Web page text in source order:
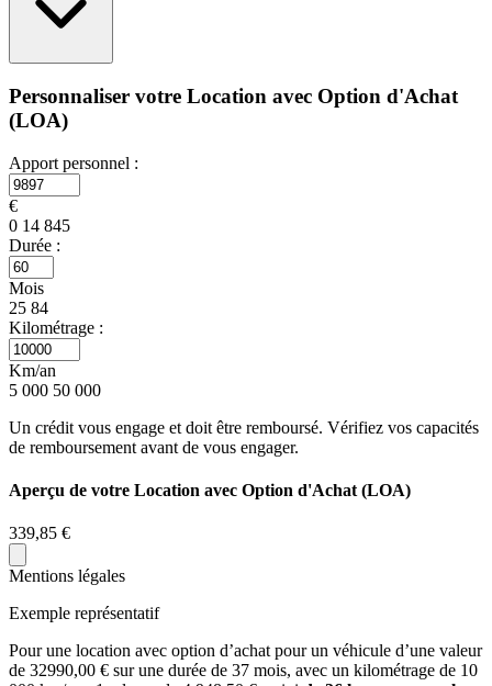
Personnaliser votre Location avec Option d'Achat
(LOA)
Apport personnel :
€
0 14 845
Durée :
Mois
25 84
Kilométrage :
Km/an
5 000 50 000
Un crédit vous engage et doit être remboursé. Vérifiez vos capacités
de remboursement avant de vous engager.
Aperçu de votre Location avec Option d'Achat (LOA)
339,85 €
Mentions légales
Exemple représentatif
Pour une location avec option d’achat pour un véhicule d’une valeur
de 32990,00 € sur une durée de 37 mois, avec un kilométrage de 10